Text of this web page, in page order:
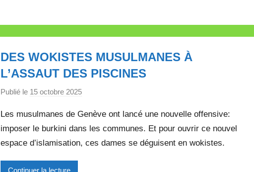
DES WOKISTES MUSULMANES À
L’ASSAUT DES PISCINES
Publié le 15 octobre 2025p
r
M
i
Les musulmanes de Genève ont lancé une nouvelle offensive:
imposer le burkini dans les communes. Et pour ouvrir ce nouvel
espace d’islamisation, ces dames se déguisent en wokistes.